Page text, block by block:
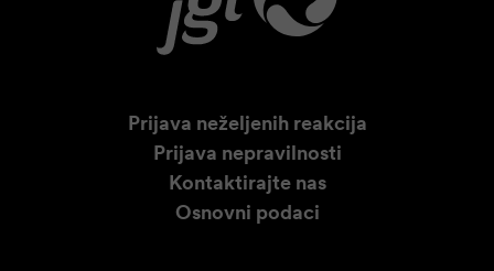
Prijava neželjenih reakcija
Prijava nepravilnosti
Kontaktirajte nas
Osnovni podaci